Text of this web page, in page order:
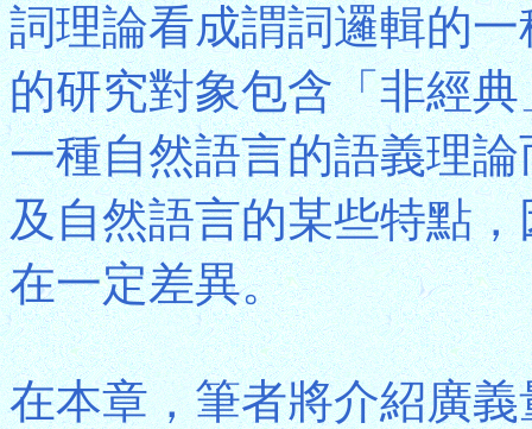
詞理論看成謂詞邏輯的
的研究對象包含「非經
一種自然語言的語義理
及自然語言的某些特點
在一定差異。
在本章，筆者將介紹廣